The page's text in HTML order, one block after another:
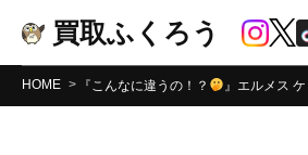
買取ふくろう
HOME 『こんなに違うの！？ 』エルメス